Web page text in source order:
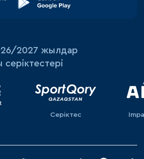
2027 жылдар
Серіктес